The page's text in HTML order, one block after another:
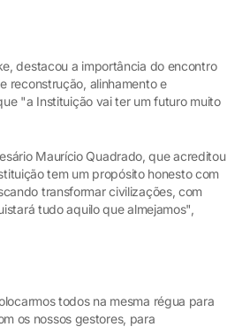
destacou a importância do encontro
reconstrução, alinhamento e
"a Instituição vai ter um futuro muito
Maurício Quadrado, que acreditou
tem um propósito honesto com
transformar civilizações, com
tudo aquilo que almejamos",
todos na mesma régua para
os nossos gestores, para